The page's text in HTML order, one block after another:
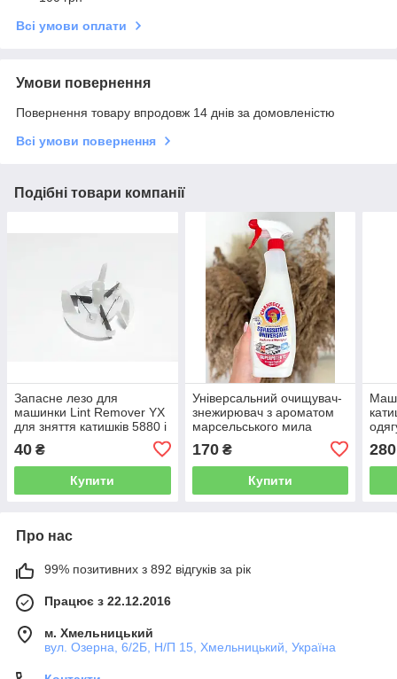
Всі умови оплати
Умови повернення
Повернення товару впродовж 14 днів за домовленістю
Всі умови повернення
Подібні товари компанії
Запасне лезо для
машинки Lint Remover YX
для зняття катишків 5880 і
40 ₴
Купити
Універсальний очищувач-
знежирювач з ароматом
марсельського мила
Chante Clair Sgrassatore
Universale, 625 мл
170₴
Купити
280
Про нас
99% позитивних з 892 відгуків за рік
Працює з 22.12.2016
м. Хмельницький
вул. Озерна, 6/2Б, Н/П 15, Хмельницький, Україна